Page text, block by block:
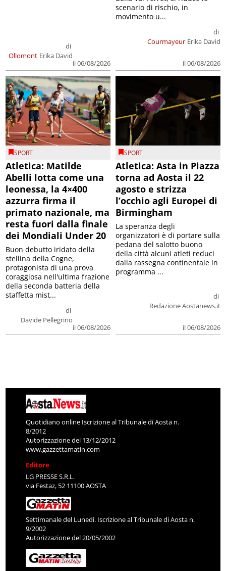
Ollomont
di
Erika David
il 06/08/2026
Courmayeur
di
Erika David
il 06/08/2026
scenario di rischio, in
movimento u...
SPORT
Atletica: Matilde
Abelli lotta come una
leonessa, la 4×400
azzurra firma il
primato nazionale, ma
resta fuori dalla finale
dei Mondiali Under 20
di
Davide Pellegrino
il 06/08/2026
Buon debutto iridato della
stellina della Cogne,
protagonista di una prova
coraggiosa nell'ultima frazione
della seconda batteria della
staffetta mist...
SPORT
Atletica: Asta in Piazza
torna ad Aosta il 22
agosto e strizza
l’occhio agli Europei di
Birmingham
di
Redazione Aostanews.it
il 06/08/2026
La speranza degli
organizzatori è di portare sulla
pedana del salotto buono
della città alcuni atleti reduci
dalla rassegna continentale in
programma ...
Quotidiano online Iscrizione al Tribunale di Aosta n.
8/2012
Autorizzazione del 13/12/2012
www.gazzettamatin.com
Editore
LG PRESSE S.R.L.
via Festaz, 52 11100 AOSTA
Settimanale del Lunedì. Iscrizione al Tribunale di Aosta n.
9/2002
Autorizzazione del 20/05/2002